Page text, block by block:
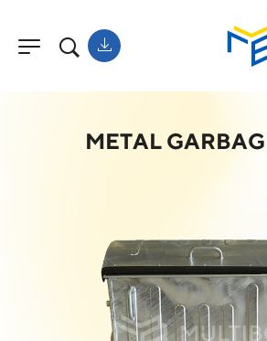
METAL